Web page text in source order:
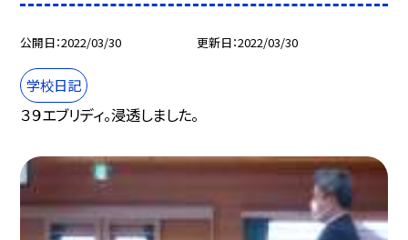
公開日 2022/03/30 更新日 2022/03/30
学校日記
３９エブリディ。浸透しました。